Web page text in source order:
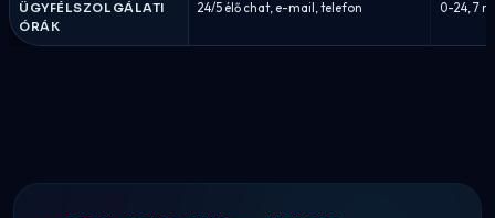
ÜGYFÉLSZOLGÁLATI
ÓRÁK
24/5 élő chat, e-mail, telefon 0-24, 7